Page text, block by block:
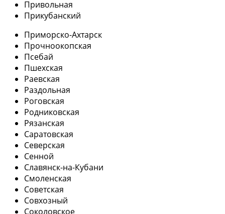
Привольная
Прикубанский
Приморско-Ахтарск
Прочноокопская
Псебай
Пшехская
Раевская
Раздольная
Роговская
Родниковская
Рязанская
Саратовская
Северская
Сенной
Славянск-на-Кубани
Смоленская
Советская
Совхозный
Соколовское